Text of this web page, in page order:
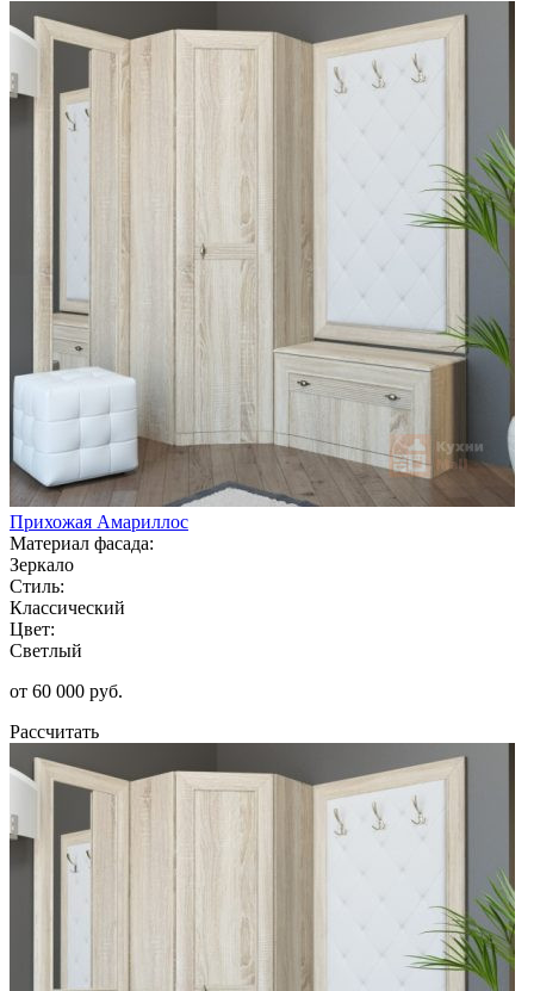
Прихожая Амариллос
Материал фасада:
Зеркало
Стиль:
Классический
Цвет:
Светлый
от 60 000 руб.
Рассчитать